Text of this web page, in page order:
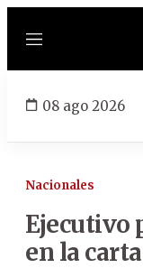
Menú
08 ago 2026
Nacionales
Ejecutivo
en la